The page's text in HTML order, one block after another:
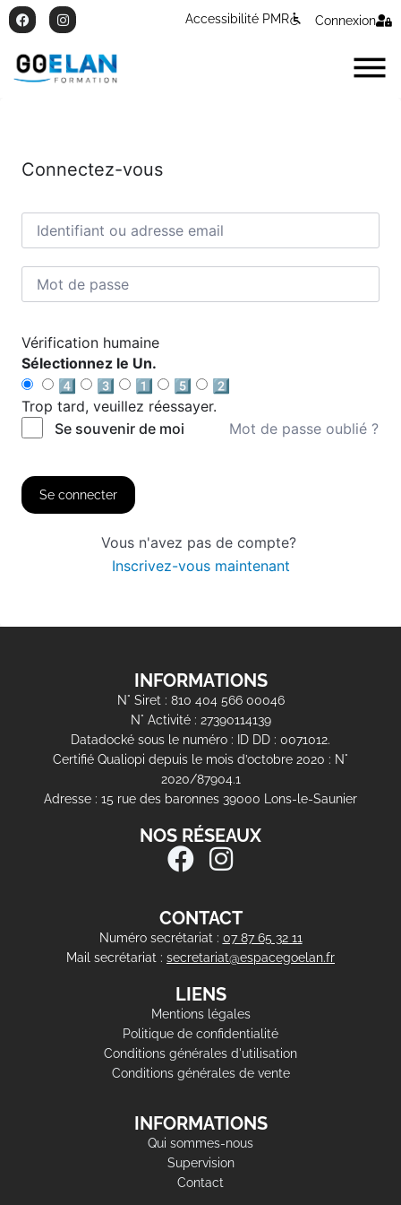
Accessibilité PMR Connexion
Connectez-vous
Vérification humaine
Sélectionnez le Un.
4️⃣
3️⃣ 1️⃣ 5️⃣
2️⃣
Trop tard, veuillez réessayer.
Se souvenir de moi
Mot de passe oublié ?
Se connecter
Vous n'avez pas de compte?
Inscrivez-vous maintenant
INFORMATIONS
N° Siret : 810 404 566 00046
N° Activité : 27390114139
Datadocké sous le numéro : ID DD : 0071012.
Certifié Qualiopi depuis le mois d’octobre 2020 : N°
2020/87904.1
Adresse : 15 rue des baronnes 39000 Lons-le-Saunier
NOS RÉSEAUX
CONTACT
Numéro secrétariat : 07 87 65 32 11
Mail secrétariat : secretariat@espacegoelan.fr
LIENS
Mentions légales
Politique de confidentialité
Conditions générales d'utilisation
Conditions générales de vente
INFORMATIONS
Qui sommes-nous
Supervision
Contact